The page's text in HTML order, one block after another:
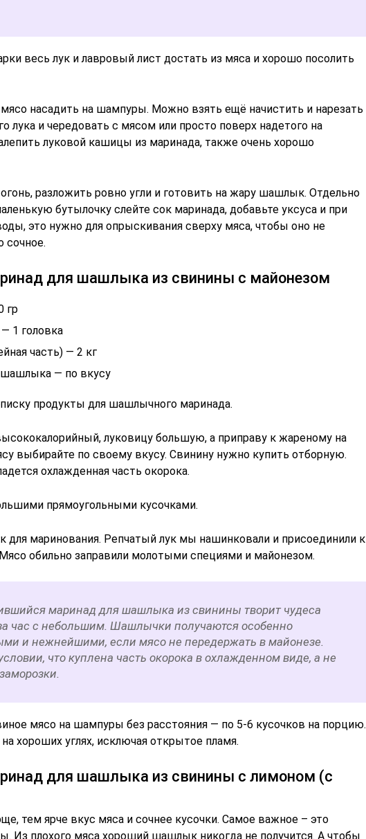
весь лук и лавровый лист достать из мяса и хорошо посолить
насадить на шампуры. Можно взять ещё начистить и нарезать
лука и чередовать с мясом или просто поверх надетого на
луковой кашицы из маринада, также очень хорошо
разложить ровно угли и готовить на жару шашлык. Отдельно
бутылочку слейте сок маринада, добавьте уксуса и при
это нужно для опрыскивания сверху мяса, чтобы оно не
сочное.
для шашлыка из свинины с майонезом
гр
1 головка
часть) — 2 кг
шашлыка — по вкусу
продукты для шашлычного маринада.
луковицу большую, а приправу к жареному на
выбирайте по своему вкусу. Свинину нужно купить отборную.
охлажденная часть окорока.
прямоугольными кусочками.
для маринования. Репчатый лук мы нашинковали и присоединили к
обильно заправили молотыми специями и майонезом.
маринад для шашлыка из свинины творит чудеса
час с небольшим. Шашлычки получаются особенно
и нежнейшими, если мясо не передержать в майонезе.
что куплена часть окорока в охлажденном виде, а не
мясо на шампуры без расстояния — по 5-6 кусочков на порцию.
хороших углях, исключая открытое пламя.
для шашлыка из свинины с лимоном (с
тем ярче вкус мяса и сочнее кусочки. Самое важное – это
Из плохого мяса хороший шашлык никогда не получится. А чтобы